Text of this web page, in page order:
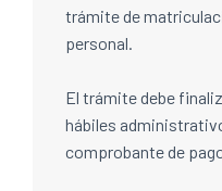
trámite de
personal.
El trámite debe
hábiles
comprobante de